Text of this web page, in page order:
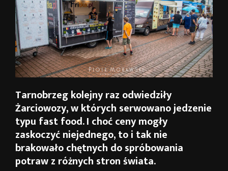
Tarnobrzeg kolejny raz odwiedziły
Żarciowozy, w których serwowano jedzenie
typu fast food. I choć ceny mogły
zaskoczyć niejednego, to i tak nie
brakowało chętnych do spróbowania
potraw z różnych stron świata.